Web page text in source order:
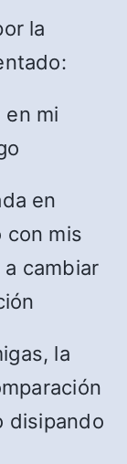
la
en mi
en
con mis
cambiar
la
disipando